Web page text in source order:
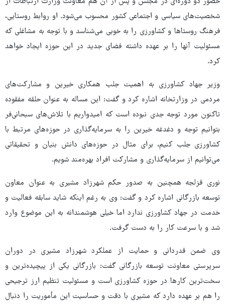
شخصیت‌های سیاسی و اجتماعی کشور محسوب می‌شود. او روابط روستایی،
فرهنگ روستاها و کشاورزی را به خوبی می‌شناسد و با توجه به مشاغلی که
مسئولیت آنها را بر عهده داشته فضای جدید در این حوزه ایجاد خواهد
کرد.
وزیر جهاد کشاورزی به اهمیت جلب همکاری خیرین و مشارکت‌های
مردمی در وزارتخانه اشاره کرد و گفت: این مساله به عنوان حلقه مفقوده
تاکنون مورد توجه جدی نبوده است که امیدواریم با تلاش‌های سبحانی‌فر
بتوانیم توجه و دغدغه خیرین را به سرمایه‌گذاری در حوزه‌های مرتبط با
کشاورزی جلب کنیم، برای مثال در حوزه‌های دانش بنیان و تحقیقاتی
می‌توانیم از سرمایه‌گذاری و مشارکت افراد بهره‌مند شویم.
نوری قزلجه همچنین به صدور حکم شهرزاد مشیری به عنوان معاون
توسعه بازرگانی اشاره کرد و گفت: وی به رغم اینکه شاید سابقه فعالیت و
خدمت در جهاد کشاورزی ندارد اما خیلی هوشمندانه به این موضوع وارد
شد و با سرعت کار را به دست گرفت.
وی ضمن قدردانی و حمایت از عملکرد شهرزاد مشیری در دوران
سرپرستی معاونت توسعه بازرگانی گفت: بازرگانی یکی از پیچیده‌ترین و
سخت‌ترین کارها در حوزه کشاورزی است و مسئولیت تنظیم ارز ترجیحی
را هم بر عهده دارد که مشیری با دقت و حساسیت این مأموریت را دنبال